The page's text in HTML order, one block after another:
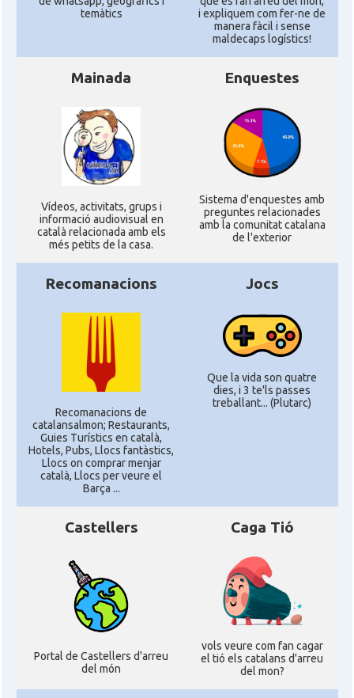
temàtics
i expliquem com fer-ne de
manera fàcil i sense
maldecaps logí­stics!
Mainada
Ví­deos, activitats, grups i
informació audiovisual en
català relacionada amb els
més petits de la casa.
Enquestes
Sistema d'enquestes amb
preguntes relacionades
amb la comunitat catalana
de l'exterior
Recomanacions
Recomanacions de
catalansalmon; Restaurants,
Guies Turístics en català,
Hotels, Pubs, Llocs fantàstics,
Llocs on comprar menjar
català, Llocs per veure el
Barça ...
Jocs
Que la vida son quatre
dies, i 3 te'ls passes
treballant... (Plutarc)
Castellers
Portal de Castellers d'arreu
del món
Caga Tió
vols veure com fan cagar
el tió els catalans d'arreu
del mon?